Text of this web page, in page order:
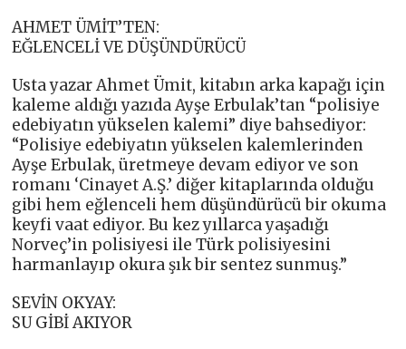
AHMET ÜMİT’TEN:
EĞLENCELİ VE DÜŞÜNDÜRÜCÜ
Usta yazar Ahmet Ümit, kitabın arka kapağı için
kaleme aldığı yazıda Ayşe Erbulak’tan “polisiye
edebiyatın yükselen kalemi” diye bahsediyor:
“Polisiye edebiyatın yükselen kalemlerinden
Ayşe Erbulak, üretmeye devam ediyor ve son
romanı ‘Cinayet A.Ş.’ diğer kitaplarında olduğu
gibi hem eğlenceli hem düşündürücü bir okuma
keyfi vaat ediyor. Bu kez yıllarca yaşadığı
Norveç’in polisiyesi ile Türk polisiyesini
harmanlayıp okura şık bir sentez sunmuş.”
SEVİN OKYAY:
SU GİBİ AKIYOR